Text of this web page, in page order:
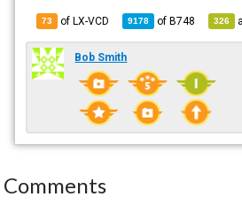
73 of LX-VCD 9178 ofB748 326
Bob Smith
Comments